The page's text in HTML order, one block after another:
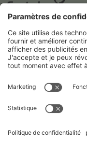
Fost Plus organise la
ménagers en Belgique.
vous. Car en triant